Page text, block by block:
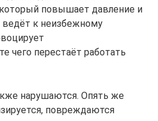
который повышает давление и
к неизбежному
чего перестаёт работать
нарушаются. Опять же
повреждаются